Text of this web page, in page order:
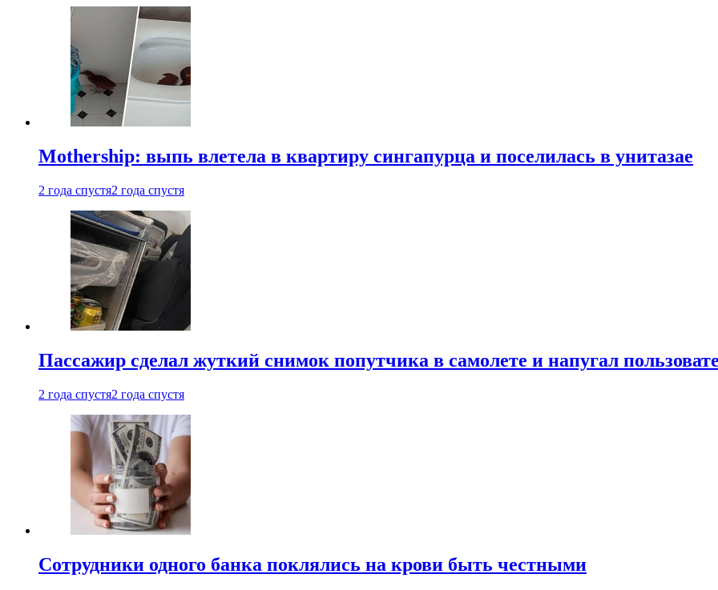
Mothership: выпь влетела в квартиру сингапурца и поселилась в унитазае
2 года спустя2 года спустя
Пассажир сделал жуткий снимок попутчика в самолете и напугал
2 года спустя2 года спустя
Сотрудники одного банка поклялись на крови быть честными